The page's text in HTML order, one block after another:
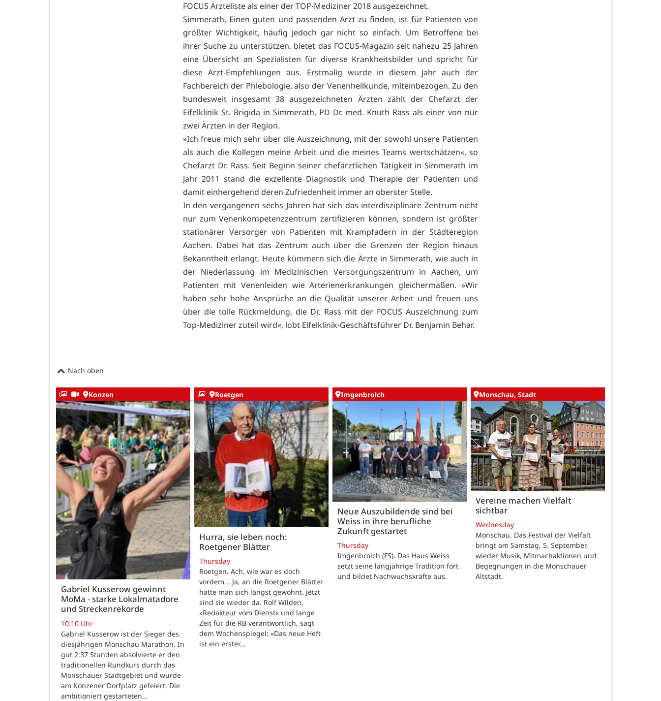
FOCUS Ärzteliste als einer der TOP-Mediziner 2018 ausgezeichnet.
Simmerath. Einen guten und passenden Arzt zu finden, ist für Patienten von
größter Wichtigkeit, häufig jedoch gar nicht so einfach. Um Betroffene bei
ihrer Suche zu unterstützen, bietet das FOCUS-Magazin seit nahezu 25 Jahren
eine Übersicht an Spezialisten für diverse Krankheitsbilder und spricht für
diese Arzt-Empfehlungen aus. Erstmalig wurde in diesem Jahr auch der
Fachbereich der Phlebologie, also der Venenheilkunde, miteinbezogen. Zu den
bundesweit insgesamt 38 ausgezeichneten Ärzten zählt der Chefarzt der
Eifelklinik St. Brigida in Simmerath, PD Dr. med. Knuth Rass als einer von nur
zwei Ärzten in der Region.
»Ich freue mich sehr über die Auszeichnung, mit der sowohl unsere Patienten
als auch die Kollegen meine Arbeit und die meines Teams wertschätzen«, so
Chefarzt Dr. Rass. Seit Beginn seiner chefärztlichen Tätigkeit in Simmerath im
Jahr 2011 stand die exzellente Diagnostik und Therapie der Patienten und
damit einhergehend deren Zufriedenheit immer an oberster Stelle.
In den vergangenen sechs Jahren hat sich das interdisziplinäre Zentrum nicht
nur zum Venenkompetenzzentrum zertifizieren können, sondern ist größter
stationärer Versorger von Patienten mit Krampfadern in der Städteregion
Aachen. Dabei hat das Zentrum auch über die Grenzen der Region hinaus
Bekanntheit erlangt. Heute kümmern sich die Ärzte in Simmerath, wie auch in
der Niederlassung im Medizinischen Versorgungszentrum in Aachen, um
Patienten mit Venenleiden wie Arterienerkrankungen gleichermaßen. »Wir
haben sehr hohe Ansprüche an die Qualität unserer Arbeit und freuen uns
über die tolle Rückmeldung, die Dr. Rass mit der FOCUS Auszeichnung zum
Top-Mediziner zuteil wird«, lobt Eifelklinik-Geschäftsführer Dr. Benjamin Behar.
Nach oben
Konzen
Gabriel Kusserow gewinnt
MoMa - starke Lokalmatadore
und Streckenrekorde
10:10 Uhr
Gabriel Kusserow ist der Sieger des
diesjährigen Monschau Marathon. In
gut 2:37 Stunden absolvierte er den
traditionellen Rundkurs durch das
Monschauer Stadtgebiet und wurde
am Konzener Dorfplatz gefeiert. Die
ambitioniert gestarteten…
Roetgen
Hurra, sie leben noch:
Roetgener Blätter
Thursday
Roetgen. Ach, wie war es doch
vordem... Ja, an die Roetgener Blätter
hatte man sich längst gewöhnt. Jetzt
sind sie wieder da. Rolf Wilden,
»Redakteur vom Dienst« und lange
Zeit für die RB verantwortlich, sagt
dem Wochenspiegel: »Das neue Heft
ist ein erster…
Imgenbroich
Neue Auszubildende sind bei
Weiss in ihre berufliche
Zukunft gestartet
Thursday
Imgenbroich (FS). Das Haus Weiss
setzt seine langjährige Tradition fort
und bildet Nachwuchskräfte aus.
Monschau, Stadt
Vereine machen Vielfalt
sichtbar
Wednesday
Monschau. Das Festival der Vielfalt
bringt am Samstag, 5. September,
wieder Musik, Mitmachaktionen und
Begegnungen in die Monschauer
Altstadt.